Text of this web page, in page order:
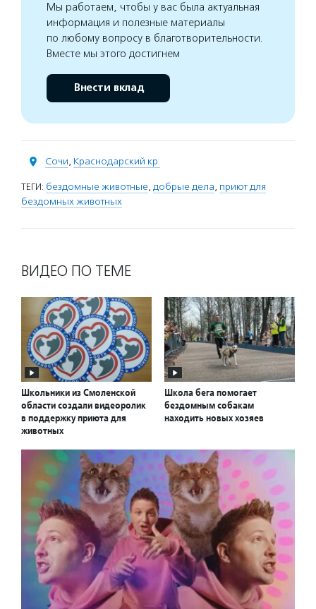
Мы работаем, чтобы у вас была актуальная
информация и полезные материалы
по любому вопросу в благотворительности.
Вместе мы этого достигнем
Внести вклад
Сочи, Краснодарский кр.
ТЕГИ: бездомные животные, добрые дела, приют для
бездомных животных
ВИДЕО ПО ТЕМЕ
Школьники из Смоленской
области создали видеоролик
в поддержку приюта для
животных
Школа бега помогает
бездомным собакам
находить новых хозяев